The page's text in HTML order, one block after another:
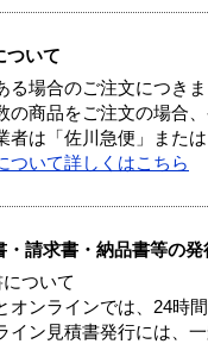
ついて
る場合のご注文につき
の商品をご注文の場合
者は「佐川急便」また
ついて詳しくはこちら
・請求書・納品書等の発
ついて
オンラインでは、24時
イン見積書発行には、